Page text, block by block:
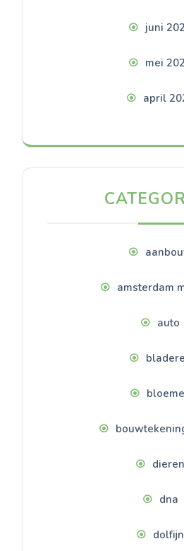
juni
mei
april
amsterdam
auto
dieren
dna
dolfijn